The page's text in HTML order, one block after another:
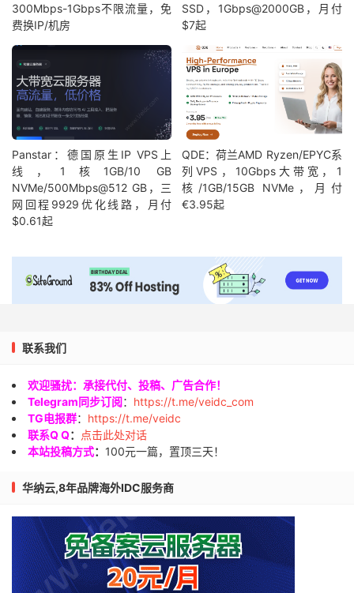
300Mbps-1Gbps不限流量，免
费换IP/机房
SSD，1Gbps@2000GB，月付
$7起
Panstar：德国原生IP VPS上
线，1核1GB/10 GB
NVMe/500Mbps@512 GB，三
网回程9929优化线路，月付
$0.61起
QDE：荷兰AMD Ryzen/EPYC系
列VPS，10Gbps大带宽，1
核/1GB/15GB NVMe，月付
€3.95起
联系我们
欢迎骚扰：承接代付、投稿、广告合作！
Telegram同步订阅： https://t.me/veidc_com
TG电报群： https://t.me/veidc
联系Q Q：
点击此处对话
本站投稿方式： 100元一篇，置顶三天！
华纳云,8年品牌海外IDC服务商